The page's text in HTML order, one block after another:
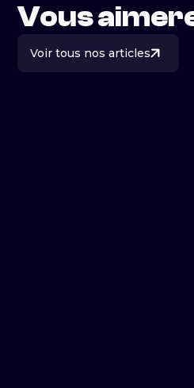
Vous
Voir tous nos articles